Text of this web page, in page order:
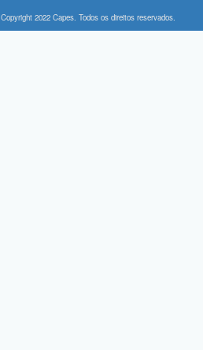
Copyright 2022 Capes. Todos os direitos reservados.